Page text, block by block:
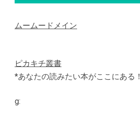
ムームードメイン
ピカキチ叢書
*あなたの読みたい本がここにある！
g: